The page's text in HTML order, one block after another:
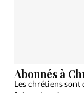
Abonnés à
Les chrétiens